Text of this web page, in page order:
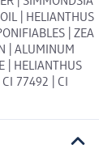
| HELIANTHUS
| ZEA
| ALUMINUM
| HELIANTHUS
77492 | CI